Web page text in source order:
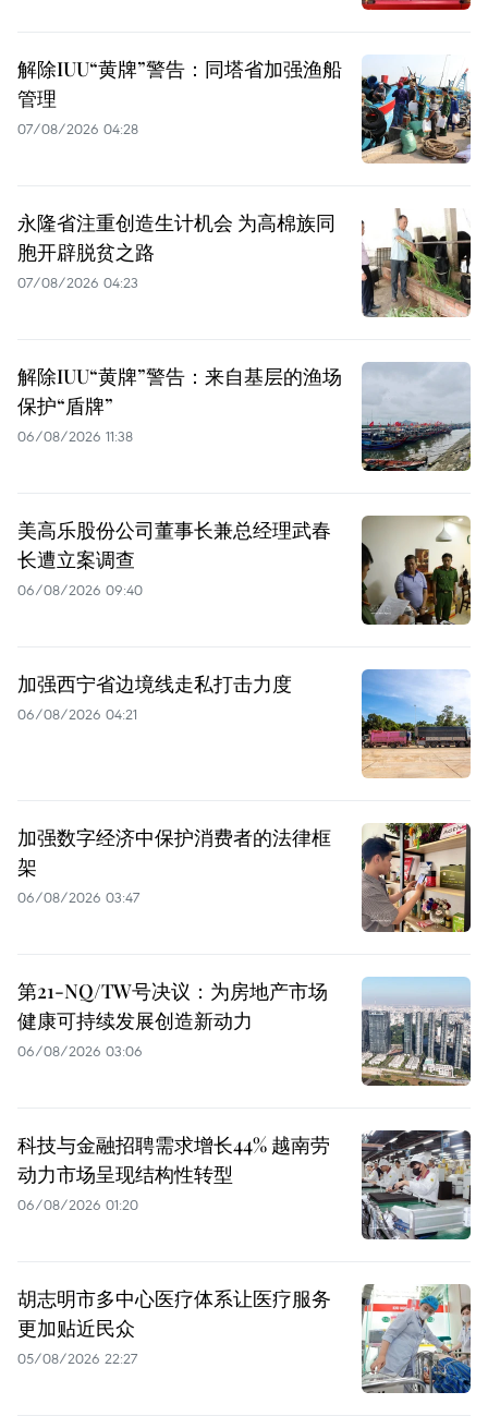
解除IUU“黄牌”警告：同塔省加强渔船
管理
07/08/2026 04:28
永隆省注重创造生计机会 为高棉族同
胞开辟脱贫之路
07/08/2026 04:23
解除IUU“黄牌”警告：来自基层的渔场
保护“盾牌”
06/08/2026 11:38
美高乐股份公司董事长兼总经理武春
长遭立案调查
06/08/2026 09:40
加强西宁省边境线走私打击力度
06/08/2026 04:21
加强数字经济中保护消费者的法律框
架
06/08/2026 03:47
第21-NQ/TW号决议：为房地产市场
健康可持续发展创造新动力
06/08/2026 03:06
科技与金融招聘需求增长44% 越南劳
动力市场呈现结构性转型
06/08/2026 01:20
胡志明市多中心医疗体系让医疗服务
更加贴近民众
05/08/2026 22:27